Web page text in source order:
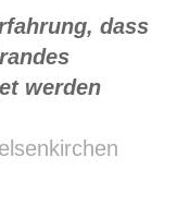
dass
werden